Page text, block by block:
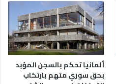
ألمانيا تحكم بالسجن المؤبد
بحق سوري متهم بارتكاب